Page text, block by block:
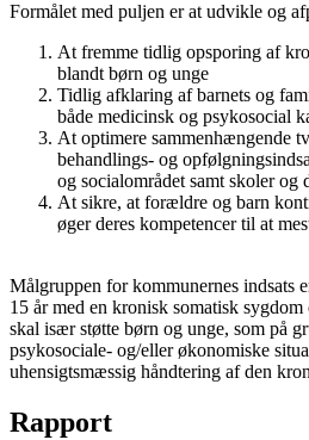
Formålet med puljen er at udvikle og
At fremme tidlig opsporing af
blandt børn og unge
Tidlig afklaring af barnets og
både medicinsk og psykosocial
At optimere sammenhængende
behandlings- og
og socialområdet samt skoler og
At sikre, at forældre og barn
øger deres kompetencer til at
Målgruppen for kommunernes indsats
15 år med en kronisk somatisk
skal især støtte børn og unge, som på
psykosociale- og/eller økonomiske
uhensigtsmæssig håndtering af den
Rapport